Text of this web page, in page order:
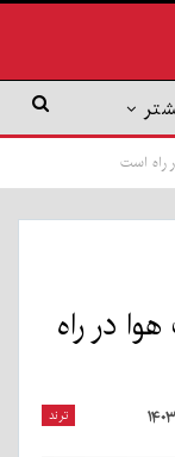
راه است
در راه
ترند